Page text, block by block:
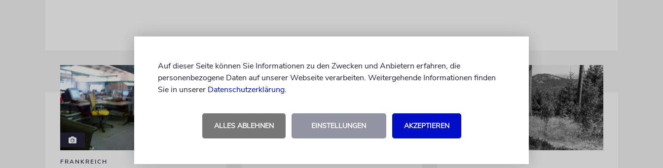
FRANKREICH
Auf dieser Seite können Sie Informationen zu den Zwecken und Anbietern erfahren, die
personenbezogene Daten auf unserer Webseite verarbeiten. Weitergehende Informationen finden
Sie in unserer Datenschutzerklärung.
ALLES ABLEHNEN EINSTELLUNGEN AKZEPTIEREN